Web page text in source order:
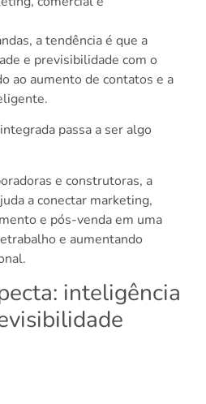
a tendência é que a
e previsibilidade com o
ao aumento de contatos e a
passa a ser algo
e construtoras, a
a conectar marketing,
e pós-venda em uma
e aumentando
inteligência